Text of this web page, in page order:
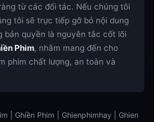
từ các đối tác. Nếu chúng tôi
tôi sẽ trực tiếp gỡ bỏ nội dung
bản quyền là nguyên tắc cốt lõi
Phim, nhằm mang đến cho
phim chất lượng, an toàn và
| Ghiền Phim | Ghienphimhay | Ghien